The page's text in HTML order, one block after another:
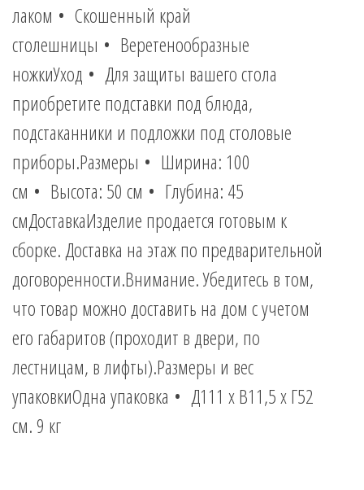
лаком • Скошенный край
столешницы • Веретенообразные
ножкиУход • Для защиты вашего стола
приобретите подставки под блюда,
подстаканники и подложки под столовые
приборы.Размеры • Ширина: 100
см • Высота: 50 см • Глубина: 45
смДоставкаИзделие продается готовым к
сборке. Доставка на этаж по предварительной
договоренности.Внимание. Убедитесь в том,
что товар можно доставить на дом с учетом
его габаритов (проходит в двери, по
лестницам, в лифты).Размеры и вес
упаковкиОдна упаковка • Д111 x В11,5 x Г52
см. 9 кг